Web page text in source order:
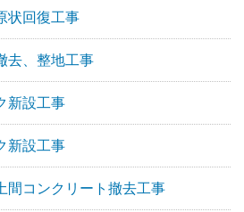
状回復工事
去、整地工事
新設工事
新設工事
間コンクリート撤去工事